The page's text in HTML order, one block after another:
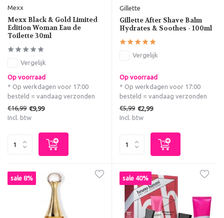
Mexx
Mexx Black & Gold Limited
Edition Woman Eau de
Toilette 30ml
Vergelijk
Op voorraad
* Op werkdagen voor 17:00
besteld = vandaag verzonden
€16,99 €9,99
Incl. btw
Gillette
Gillette After Shave Balm
Hydrates & Soothes - 100ml
Vergelijk
Op voorraad
* Op werkdagen voor 17:00
besteld = vandaag verzonden
€5,99 €2,99
Incl. btw
sale 8% sale 40%